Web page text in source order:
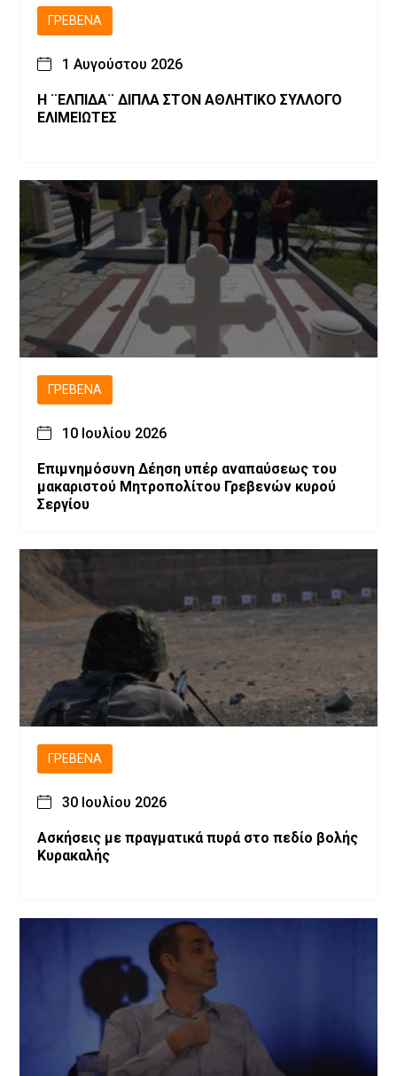
ΓΡΕΒΕΝΆ
1 Αυγούστου 2026
Η ¨ΕΛΠΙΔΑ¨ ΔΙΠΛΑ ΣΤΟΝ ΑΘΛΗΤΙΚΟ ΣΥΛΛΟΓΟ
ΕΛΙΜΕΙΩΤΕΣ
ΓΡΕΒΕΝΆ
10 Ιουλίου 2026
Επιμνημόσυνη Δέηση υπέρ αναπαύσεως του
μακαριστού Μητροπολίτου Γρεβενών κυρού
Σεργίου
ΓΡΕΒΕΝΆ
30 Ιουλίου 2026
Ασκήσεις με πραγματικά πυρά στο πεδίο βολής
Κυρακαλής